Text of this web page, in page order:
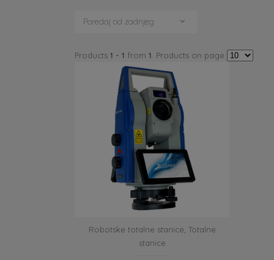
Poredaj od zadnjeg
Products 1 - 1 from 1 . Products on page
Robotske totalne stanice Totalne
stanice